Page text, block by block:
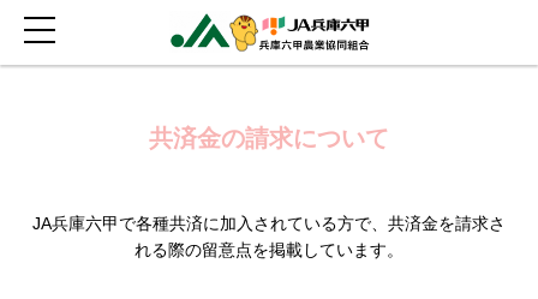
共済金の請求について
JA兵庫六甲で各種共済に加入されている方で、共済金を請求さ
れる際の留意点を掲載しています。